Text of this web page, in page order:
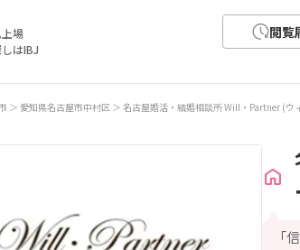
場
はIBJ
閲覧
愛知県名古屋市中村区 名古屋婚活・結婚相談所 Will・Partner (ウ
「